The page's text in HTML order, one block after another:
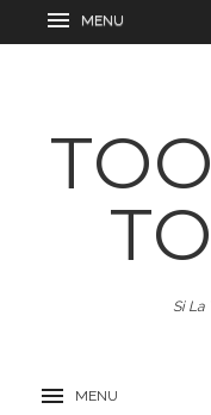
Si La